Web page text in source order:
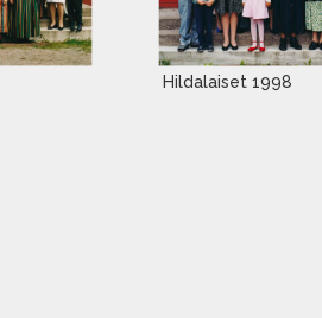
Hildalaiset 1998